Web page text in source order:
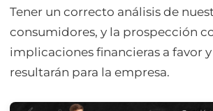
Tener un correcto análisis de
consumidores, y la prospección
implicaciones financieras a favor
resultarán para la empresa.